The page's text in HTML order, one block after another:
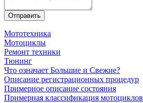
Мототехника
Мотоциклы
Ремонт техники
Тюнинг
Что означает Большие и Свежие?
Описание регистрационных процедур
Примерное описание состояния
Примерная классификация мотоциклов